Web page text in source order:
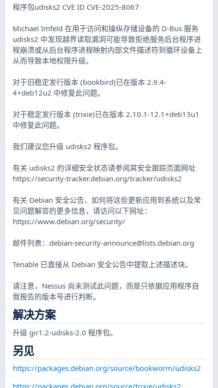
程序包udisks2 CVE ID CVE-2025-8067
Michael Imfeld 在用于访问和操纵存储设备的 D-Bus 服务
udisks2 中发现越界读取漏洞可能导致拒绝服务后台程序进
程崩溃或从后台程序进程映射内部文件描述符到循环设备上
从而导致本地权限升级。
对于旧稳定发行版本 (bookbird)已在版本 2.9.4-
4+deb12u2 中修复此问题。
对于稳定发行版本 (trixie)已在版本 2.10.1-12.1+deb13u1
中修复此问题。
我们建议您升级 udisks2 程序包。
有关 udisks2 的详细安全状态请参阅其安全跟踪页面网址
https://security-tracker.debian.org/tracker/udisks2
有关 Debian 安全公告、如何将这些更新应用到系统以及常
见问题解答的更多信息，请访问以下网址：
https://www.debian.org/security/
邮件列表： debian-security-announce@lists.debian.org
Tenable 已直接从 Debian 安全公告中提取上述描述块。
请注意，Nessus 尚未测试此问题，而是只依据应用程序自
我报告的版本号进行判断。
解决方案
升级 gir1.2-udisks-2.0 程序包。
另见
https://packages.debian.org/source/bookworm/udisks2
https://packages.debian.org/source/trixie/udisks2